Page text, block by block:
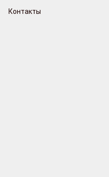
Контакты